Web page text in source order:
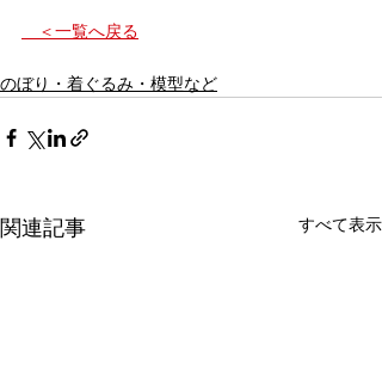
＜一覧へ戻る
のぼり・着ぐるみ・模型など
関連記事 すべて表示